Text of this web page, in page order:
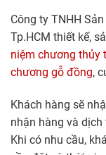
Công ty TNHH
Tp.HCM thiết kế,
niệm chương thủy
chương gỗ đồng,
Khách hàng sẽ
nhận hàng và dịch
Khi có nhu cầu,